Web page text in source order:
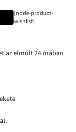
[node-product-
wishlist]
az elmúlt 24 órában